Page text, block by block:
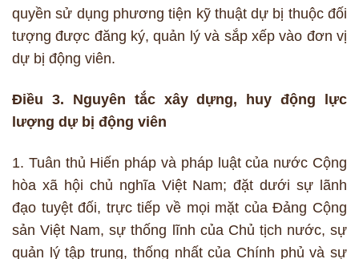
quyền sử dụng phương tiện kỹ thuật dự bị thuộc đối
tượng được đăng ký, quản lý và sắp xếp vào đơn vị
dự bị động viên.
Điều 3. Nguyên tắc xây dựng, huy động lực
lượng dự bị động viên
1. Tuân thủ Hiến pháp và pháp luật của nước Cộng
hòa xã hội chủ nghĩa Việt Nam; đặt dưới sự lãnh
đạo tuyệt đối, trực tiếp về mọi mặt của Đảng Cộng
sản Việt Nam, sự thống lĩnh của Chủ tịch nước, sự
quản lý tập trung, thống nhất của Chính phủ và sự